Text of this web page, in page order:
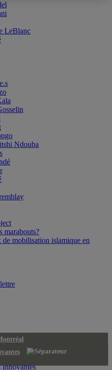
LeBlanc
Ndouba
marabouts?
de mobilisation islamique en
Innovantes